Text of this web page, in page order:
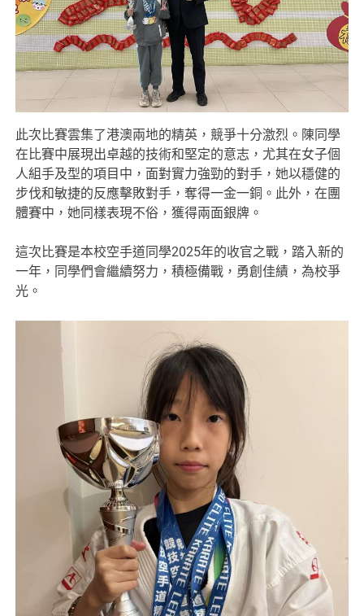
此次比賽雲集了港澳兩地的精英，競爭十分激烈。陳同學
在比賽中展現出卓越的技術和堅定的意志，尤其在女子個
人組手及型的項目中，面對實力強勁的對手，她以穩健的
步伐和敏捷的反應擊敗對手，奪得一金一銅。此外，在團
體賽中，她同樣表現不俗，獲得兩面銀牌。
這次比賽是本校空手道同學2025年的收官之戰，踏入新的
一年，同學們會繼續努力，積極備戰，勇創佳績，為校爭
光。